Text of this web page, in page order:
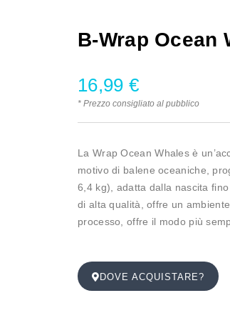
B-Wrap Ocean
16,99 €
* Prezzo consigliato al pubblico
La Wrap Ocean Whales è
motivo di balene oceaniche,
6,4 kg), adatta dalla nascita
di alta qualità, offre un
processo, offre il modo più
DOVE ACQUISTARE?